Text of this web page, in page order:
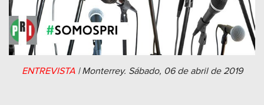
ENTREVISTA |Monterrey. Sábado, 06 de abril de 2019